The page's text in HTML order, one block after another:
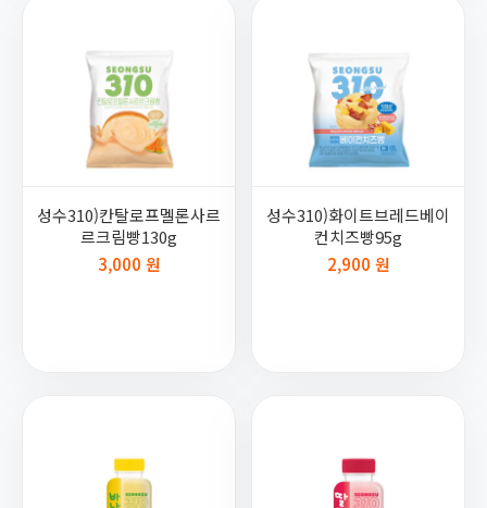
성수310)칸탈로프멜론사르
르크림빵130g
3,000 원
성수310)화이트브레드베이
컨치즈빵95g
2,900 원